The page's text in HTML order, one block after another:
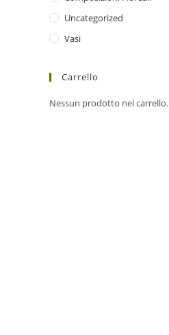
Uncategorized
Vasi
Carrello
Nessun prodotto nel carrello.